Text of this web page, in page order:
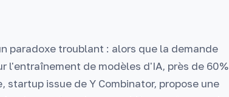
paradoxe troublant : alors que la demande
l'entraînement de modèles d'IA, près de 60%
issue de Y Combinator, propose une